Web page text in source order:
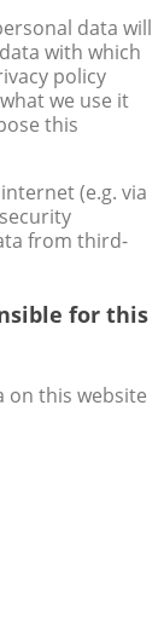
data will
with which
policy
we use it
this
(e.g. via
from third-
for this
on this website